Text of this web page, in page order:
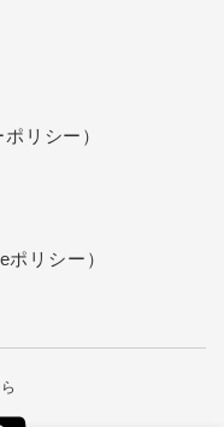
リシー）
リシー）